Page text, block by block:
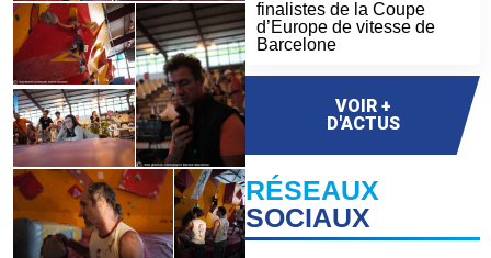
finalistes de la Coupe
d’Europe de vitesse de
Barcelone
VOIR +
D'ACTUS
RÉSEAUX
SOCIAUX